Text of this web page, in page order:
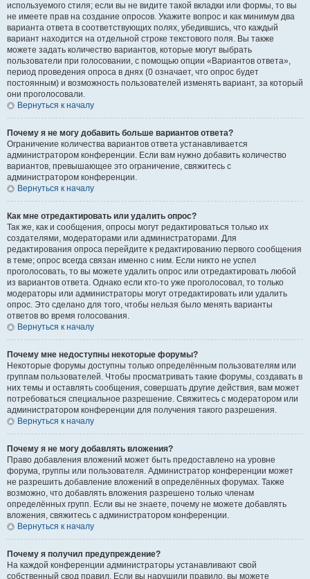
используемого стиля; если вы не видите такой вкладки или формы, то вы
не имеете прав на создание опросов. Укажите вопрос и как минимум два
варианта ответа в соответствующих полях, убедившись, что каждый
вариант находится на отдельной строке текстового поля. Вы также
можете задать количество вариантов, которые могут выбрать
пользователи при голосовании, с помощью опции «Вариантов ответа»,
период проведения опроса в днях (0 означает, что опрос будет
постоянным) и возможность пользователей изменять вариант, за который
они проголосовали.
Вернуться к началу
Почему я не могу добавить больше вариантов ответа?
Ограничение количества вариантов ответа устанавливается
администратором конференции. Если вам нужно добавить количество
вариантов, превышающее это ограничение, свяжитесь с
администратором конференции.
Вернуться к началу
Как мне отредактировать или удалить опрос?
Так же, как и сообщения, опросы могут редактироваться только их
создателями, модераторами или администраторами. Для
редактирования опроса перейдите к редактированию первого сообщения
в теме; опрос всегда связан именно с ним. Если никто не успел
проголосовать, то вы можете удалить опрос или отредактировать любой
из вариантов ответа. Однако если кто-то уже проголосовал, то только
модераторы или администраторы могут отредактировать или удалить
опрос. Это сделано для того, чтобы нельзя было менять варианты
ответов во время голосования.
Вернуться к началу
Почему мне недоступны некоторые форумы?
Некоторые форумы доступны только определённым пользователям или
группам пользователей. Чтобы просматривать такие форумы, создавать в
них темы и оставлять сообщения, совершать другие действия, вам может
потребоваться специальное разрешение. Свяжитесь с модератором или
администратором конференции для получения такого разрешения.
Вернуться к началу
Почему я не могу добавлять вложения?
Право добавления вложений может быть предоставлено на уровне
форума, группы или пользователя. Администратор конференции может
не разрешить добавление вложений в определённых форумах. Также
возможно, что добавлять вложения разрешено только членам
определённых групп. Если вы не знаете, почему не можете добавлять
вложения, свяжитесь с администратором конференции.
Вернуться к началу
Почему я получил предупреждение?
На каждой конференции администраторы устанавливают свой
собственный свод правил. Если вы нарушили правило, вы можете